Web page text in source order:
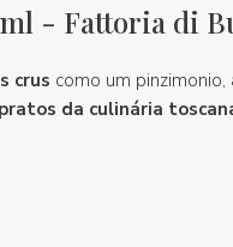
- Fattoria di
crus como um pinzimonio,
da culinária